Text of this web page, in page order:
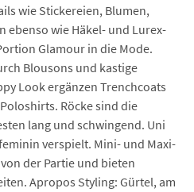
wie Stickereien, Blumen,
ebenso wie Häkel- und Lurex-
Glamour in die Mode.
Blousons und kastige
Look ergänzen Trenchcoats
Röcke sind die
lang und schwingend. Uni
verspielt. Mini- und Maxi-
der Partie und bieten
Apropos Styling: Gürtel, am